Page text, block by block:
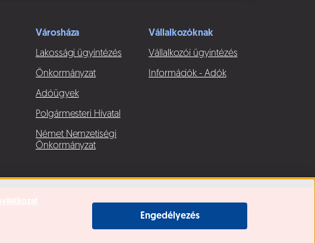
Engedélyezés
Városháza
Lakossági ügyintézés
Önkormányzat
Adóügyek
Polgármesteri Hivatal
Német Nemzetiségi
Önkormányzat
Vállalkozóknak
Vállalkozói ügyintézés
Információk - Adók